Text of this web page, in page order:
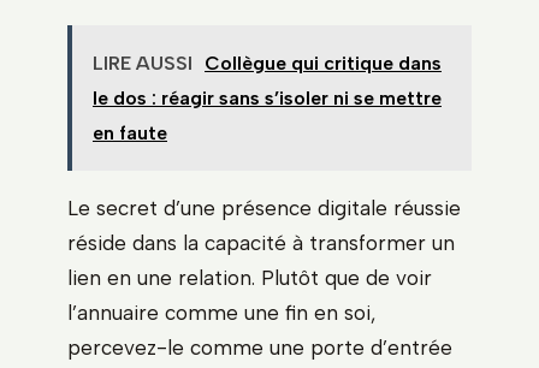
LIRE AUSSI
Collègue qui critique dans
le dos : réagir sans s’isoler ni se mettre
en faute
Le secret d’une présence digitale réussie
réside dans la capacité à transformer un
lien en une relation. Plutôt que de voir
l’annuaire comme une fin en soi,
percevez-le comme une porte d’entrée